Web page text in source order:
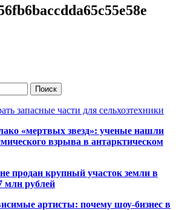
запасные части для сельхозтехники
«мертвых звезд»: ученые нашли
взрыва в антарктическом
продан крупный участок земли в
млн рублей
артисты: почему шоу-бизнес в